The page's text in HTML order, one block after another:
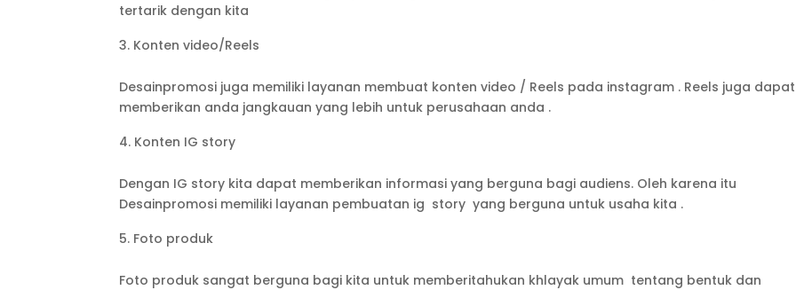
tertarik dengan kita
Konten video/Reels
Desainpromosi juga memiliki layanan membuat konten video / Reels pada instagram . Reels juga dapat
memberikan anda jangkauan yang lebih untuk perusahaan anda .
Konten IG story
Dengan IG story kita dapat memberikan informasi yang berguna bagi audiens. Oleh karena itu
Desainpromosi memiliki layanan pembuatan ig story yang berguna untuk usaha kita .
Foto produk
Foto produk sangat berguna bagi kita untuk memberitahukan khlayak umum tentang bentuk dan